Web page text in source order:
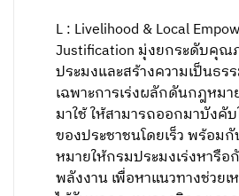
L : Livelihood & Local
Justification มุ่งยกระดับคุณ
ประมงและสร้างความเป็นธร
เฉพาะการเร่งผลักดันกฎหม
มาใช้ ให้สามารถออกมาบังคั
ของประชาชนโดยเร็ว พร้อม
หมายให้กรมประมงเร่งหารื
พลังงาน เพื่อหาแนวทางช่วยเ